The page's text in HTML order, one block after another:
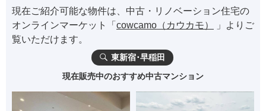
現在ご紹介可能な物件は、中古・リノベーション住宅の
オンラインマーケット「 cowcamo（カウカモ）
」よりご
覧いただけます。
東新宿･早稲田
現在販売中のおすすめ中古マンション